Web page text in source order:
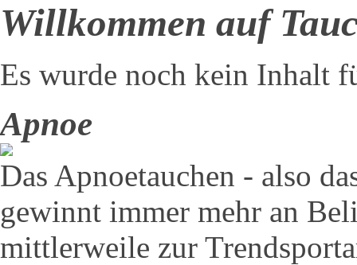
Willkommen auf
Es wurde noch kein Inhalt
Apnoe
Das Apnoetauchen - also
gewinnt immer mehr an
mittlerweile zur